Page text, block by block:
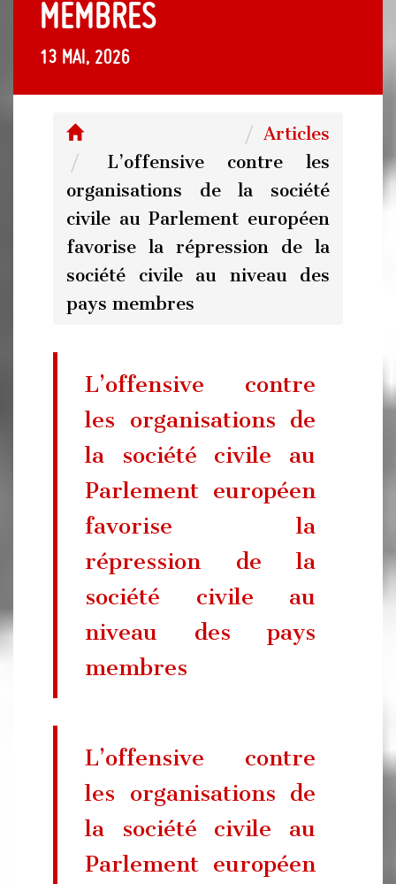
membres
13 mai, 2026
Articles
L’offensive contre les
organisations de la société
civile au Parlement européen
favorise la répression de la
société civile au niveau des
pays membres
L’offensive contre
les organisations de
la société civile au
Parlement européen
favorise la
répression de la
société civile au
niveau des pays
membres
L’offensive contre
les organisations de
la société civile au
Parlement européen